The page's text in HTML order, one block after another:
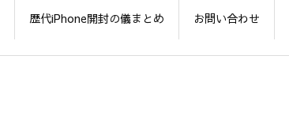
歴代iPhone開封の儀まとめ お問い合わせ